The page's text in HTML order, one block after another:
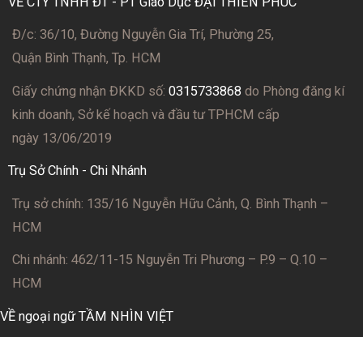
Đ/c: 36/10, Đường Nguyễn Gia Trí, Phường 25,
Quận Bình Thạnh, Tp. HCM
Giấy chứng nhận ĐKKD số: 0315733868 do Phòng đăng kí
kinh doanh, Sở kế hoạch và đầu tư TPHCM cấp
ngày 13/06/2019
Trụ Sở Chính - Chi Nhánh
Trụ sở chính: 135/16 Nguyễn Hữu Cảnh, Q. Bình Thạnh –
HCM
Chi nhánh: 462/11-15 Nguyễn Tri Phương – P.9 – Q.10 –
HCM
VỀ ngoại ngữ TẦM NHÌN VIỆT